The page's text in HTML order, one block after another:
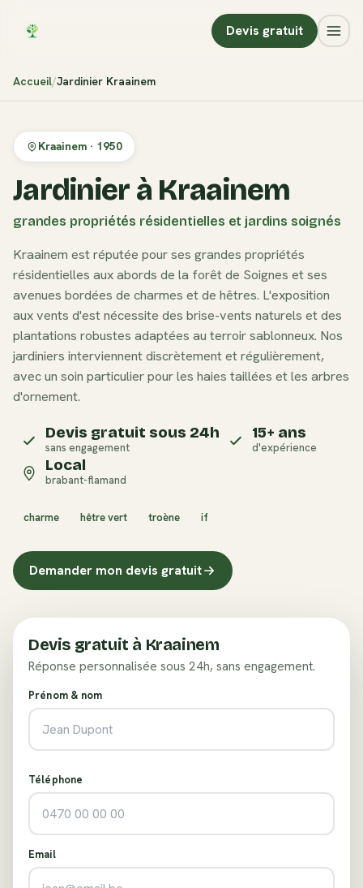
Devis gratuit
Accueil Jardinier Kraainem
Kraainem · 1950
Jardinier à Kraainem
grandes propriétés résidentielles et jardins soignés
Kraainem est réputée pour ses grandes propriétés
résidentielles aux abords de la forêt de Soignes et ses
avenues bordées de charmes et de hêtres. L'exposition
aux vents d'est nécessite des brise-vents naturels et des
plantations robustes adaptées au terroir sablonneux. Nos
jardiniers interviennent discrètement et régulièrement,
avec un soin particulier pour les haies taillées et les arbres
d'ornement.
Devis gratuit sous 24h
sans engagement
15+ ans
d'expérience
Local
brabant-flamand
charme hêtre vert troène if
Demander mon devis gratuit
Devis gratuit à Kraainem
Réponse personnalisée sous 24h, sans engagement.
Prénom & nom
Téléphone
Email